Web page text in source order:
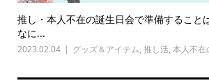
推し・本人不在の誕生日会で準備すること
なに...
2023.02.04 グッズ＆アイテム, 推し活, 本人不在